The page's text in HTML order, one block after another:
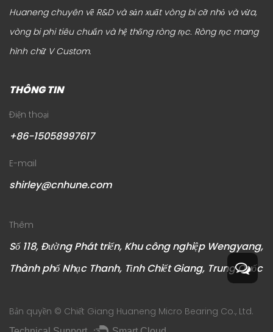
Huaneng chuyên về R&D và sản xuất vòng bi cỡ nhỏ và vừa,
vòng bi phi tiêu chuẩn và hệ thống ròng rọc. Ròng rọc mang
hình chữ V Custom.
THÔNG TIN
Điện thoại
+86-15058997617
E-mail
shirley@cnhune.com
Thêm
Số 118, Đường Phát triển, Khu công nghiệp Wengyang,
Thành phố Nhạc Thanh, Tỉnh Chiết Giang, Trung Quốc
Bản quyền © Chiết Giang Huaneng Micro Bearing Co., Ltd.